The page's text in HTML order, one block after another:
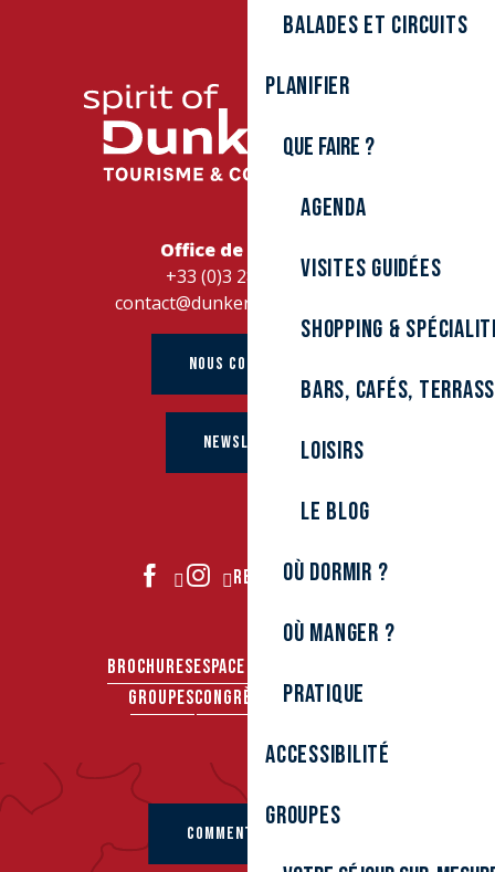
Balades et circuits
Planifier
Que faire ?
Agenda
Visites guidées
Shopping &
Bars, cafés,
Loisirs
Le Blog
Où dormir ?
Où manger ?
Pratique
Accessibilité
Groupes
Office de Tourisme
+33 (0)3 28 26 27 28
contact@dunkerque-tourisme.fr
NOUS CONTACTER
NEWSLETTER
REJOIGNEZ-NOUS
BROCHURESESPACE PRO
GROUPESCONGRÈS & SÉMINAIRES
COMMENT VENIR ?